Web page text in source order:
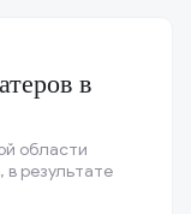
в
области
в результате